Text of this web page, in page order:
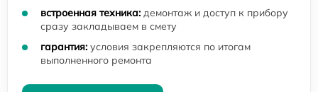
встроенная техника: демонтаж и доступ к прибору
сразу закладываем в смету
гарантия: условия закрепляются по итогам
выполненного ремонта